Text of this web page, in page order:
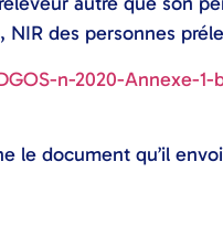
des personnes
n-2020-Annexe-1-
le document qu’il